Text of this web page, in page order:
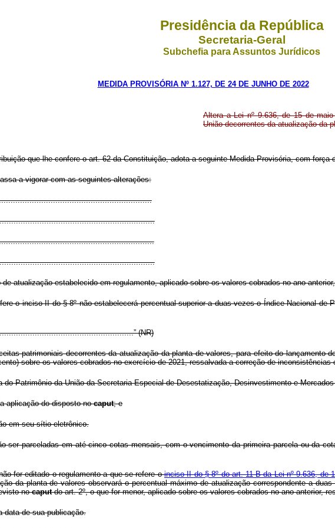
Presidência da República
Secretaria-Geral
Subchefia para Assuntos Jurídicos
MEDIDA PROVISÓRIA Nº 1.127, DE 24 DE JUNHO DE 2022
Altera a Lei nº 9.636, de 15 de
União decorrentes da atualização da
que lhe confere o art. 62 da Constituição, adota a seguinte Medida Provisória, com força
a vigorar com as seguintes alterações:
atualização estabelecido em regulamento, aplicado sobre os valores cobrados no ano
o inciso II do § 8º não estabelecerá percentual superior a duas vezes o Índice Nacional de
(NR)
patrimoniais decorrentes da atualização da planta de valores, para efeito do lançamento
sobre os valores cobrados no exercício de 2021, ressalvada a correção de inconsistências
do Patrimônio da União da Secretaria Especial de Desestatização, Desinvestimento e
aplicação do disposto nocaput; e
em seu sítio eletrônico.
ser parceladas em até cinco cotas mensais, com o vencimento da primeira parcela ou da
for editado o regulamento a que se refere oinciso II do § 8º do art. 11-B da Lei nº 9.636, de
da planta de valores observará o percentual máximo de atualização correspondente a
nocaputdo art. 2º, o que for menor, aplicado sobre os valores cobrados no ano anterior,
data de sua publicação.